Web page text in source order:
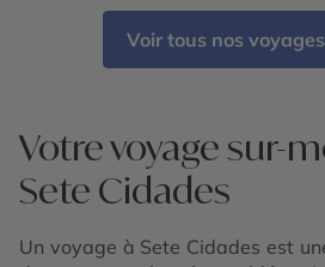
Voir tous nos
Votre voyage sur-
Sete Cidades
Un voyage à Sete Cidades est